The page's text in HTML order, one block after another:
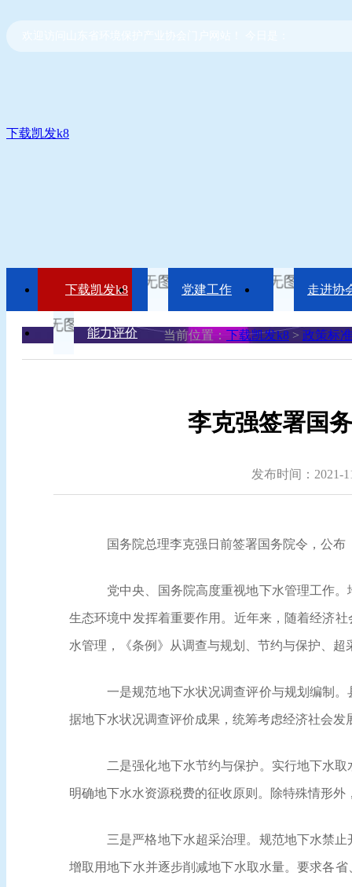
下载凯发k8
下载凯发k8 党建工作 走进协
能力评价 当前位置： 下载凯发k8 > 政策标准
李克强签署国
发布时间：2021-
国务院总理李克强日前签署国务院令，公布
党中央、国务院高度重视地下水管理工作
生态环境中发挥着重要作用。近年来，随着经济
水管理，《条例》从调查与规划、节约与保护、
一是规范地下水状况调查评价与规划编制
据地下水状况调查评价成果，统筹考虑经济社会
二是强化地下水节约与保护。实行地下水
明确地下水水资源税费的征收原则。除特殊情形
三是严格地下水超采治理。规范地下水禁
增取用地下水并逐步削减地下水取水量。要求各